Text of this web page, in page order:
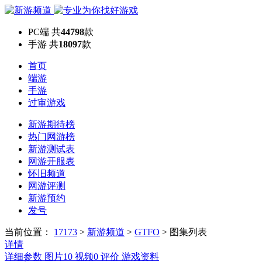
PC端 共44798款
手游 共18097款
首页
端游
手游
过审游戏
新游期待榜
热门网游榜
新游测试表
网游开服表
怀旧频道
网游评测
新游预约
发号
当前位置： 17173 > 新游频道 > GTFO > 图集列表
详情
详细参数 图片10 视频0 评价 游戏资料